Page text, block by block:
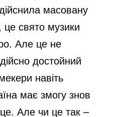
масовану
це свято музики
Але це не
достойний
навіть
має змогу знов
Але чи це так –